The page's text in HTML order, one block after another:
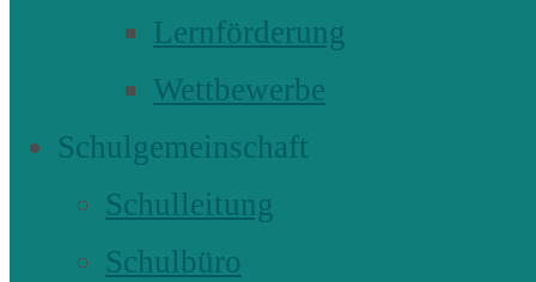
Lernförderung
Wettbewerbe
Schulgemeinschaft
Schulleitung
Schulbüro